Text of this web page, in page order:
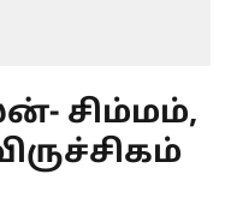
சிம்மம்,